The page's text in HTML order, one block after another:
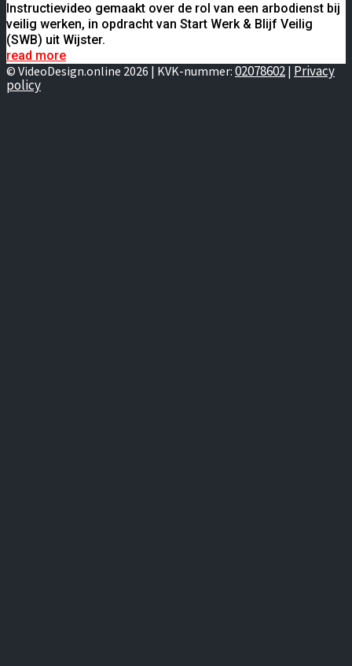
Instructievideo gemaakt over de rol van een arbodienst bij
veilig werken, in opdracht van Start Werk & Blijf Veilig
(SWB) uit Wijster.
read more
© VideoDesign.online 2026 | KVK-nummer: 02078602 | Privacy
policy